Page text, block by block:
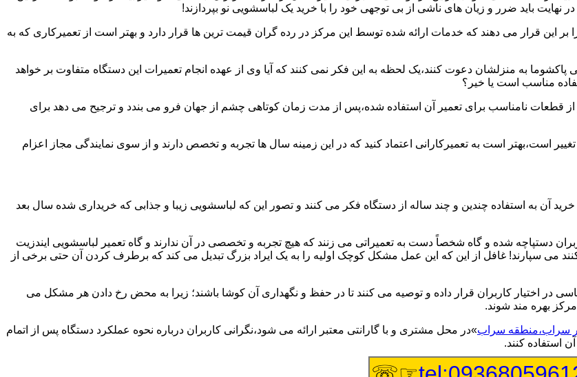
باید ضرر و زیان های ناشی از بی توجهی خود را با خرید یک لباسشویی نو بپردازند!
بر این قرار می دهند که خدمات ارائه شده توسط این مرکز در رده گران قیمت ترین ها قرار دارد و بهتر است از تعمیرکاری که به
پاکشوما به منزلشان دعوت کنند،یک لحظه به این فکر نمی کنند که آیا وی از عهده انجام تعمیرات این دستگاه متفاوت بر خواهد
مناسب است یا خیر؟
قطعات نامناسب برای تعمیر آن استفاده شده،پس از مدت زمان کوتاهی چشم از جهان فرو می بندد و ترجیح می دهد برای
است،بهتر است به تعمیرکارانی اعتماد کنید که در این زمینه سال ها تجربه و تخصص دارند و از سوی نمایندگی مجاز اعزام
آن به استفاده چندین و چند ساله از دستگاه فکر می کنند و تصور این که لباسشویی زیبا و جذابی که خریداری شده سال بعد
دستپاچه شده و گاه شخصاً دست به تعمیراتی می زنند که هیچ تجربه و تخصصی در آن ندارند و گاه تعمیر لباسشویی ایندزیت
کنند می سپارند! غافل از این که این عمل مشکل کوچک اولیه را به یک ایراد بزرگ تبدیل می کند که برطرف کردن آن حتی برخی از
در اختیار کاربران قرار داده و توصیه می کنند تا در حفظ و نگهداری آن کوشا باشند؛ زیرا به محض رخ دادن هر مشکل می
بهره مند شوند.
در سراب،منطقه سراب»در محل مشتری و با گارانتی معتبر ارائه می شود،نگرانی کاربران درباره نحوه عملکرد دستگاه پس از اتمام
استفاده کنند.